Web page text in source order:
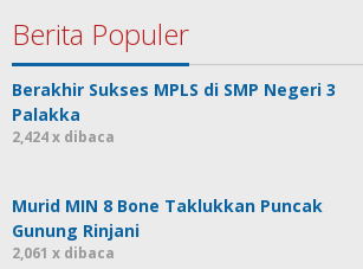
Berita Populer
Berakhir Sukses MPLS di SMP Negeri 3
Palakka
2,424 x dibaca
Murid MIN 8 Bone Taklukkan Puncak
Gunung Rinjani
2,061 x dibaca